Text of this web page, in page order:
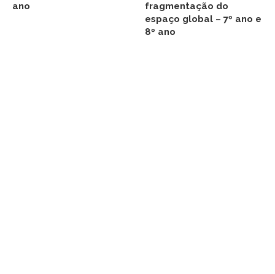
ano
fragmentação do
espaço global – 7º ano e
8º ano